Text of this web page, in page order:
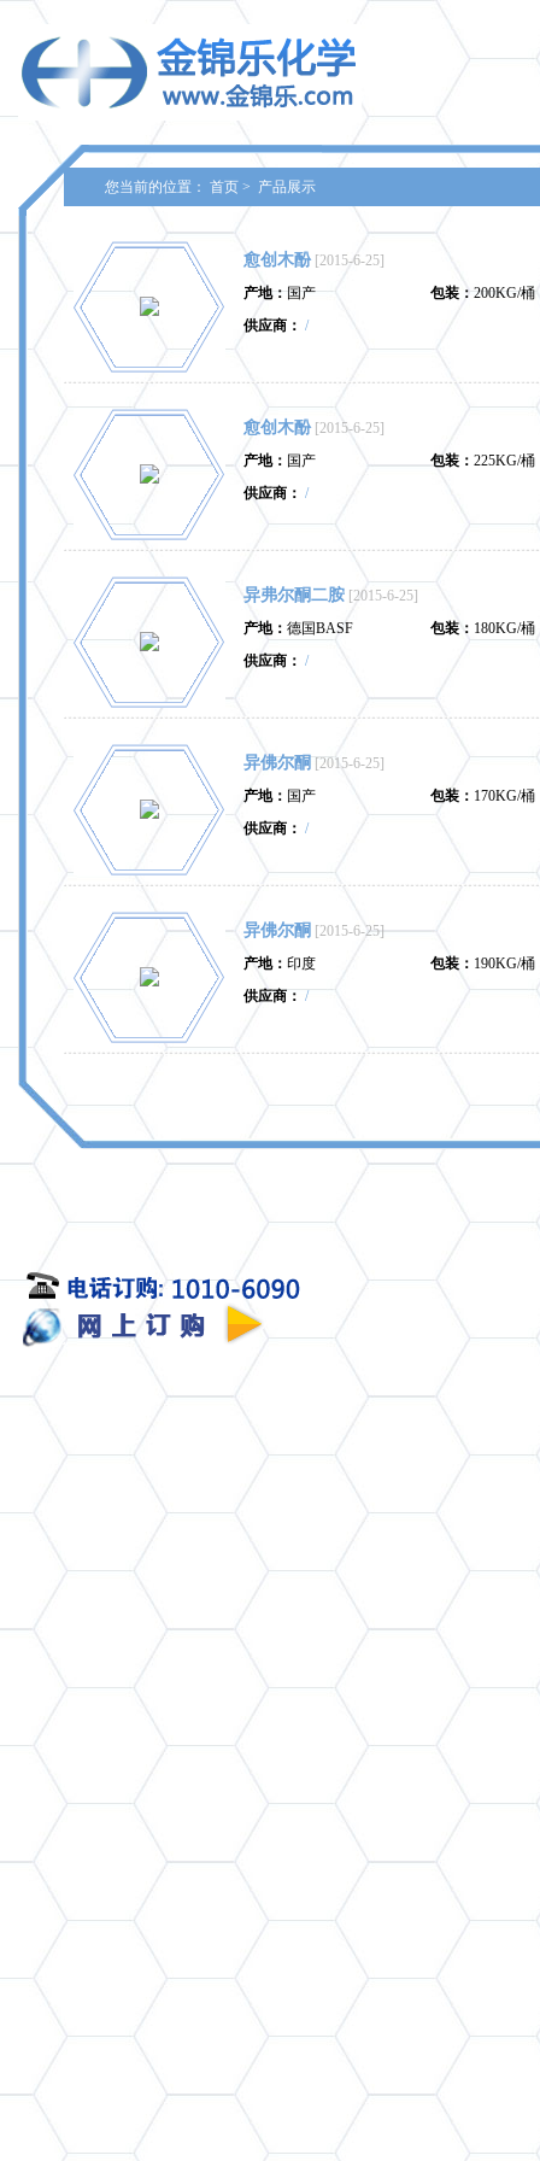
您当前的位置： 首页 > 产品展示
愈创木酚 [2015-6-25]
产地：国产 包装：200KG/桶
供应商： /
愈创木酚 [2015-6-25]
产地： 国产 包装： 225KG/桶
供应商： /
异弗尔酮二胺 [2015-6-25]
产地： 德国BASF 包装： 180KG/桶
供应商： /
异佛尔酮 [2015-6-25]
产地： 国产 包装： 170KG/桶
供应商： /
异佛尔酮 [2015-6-25]
产地： 印度 包装： 190KG/桶
供应商： /